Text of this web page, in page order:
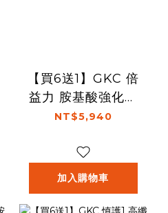
【買6送1】GKC 倍
益力 胺基酸強化配
方奶粉 880g/罐
NT$5,940
加入購物車